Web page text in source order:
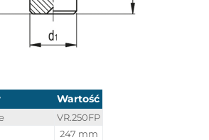
Wartość
VR.250FP
247 mm